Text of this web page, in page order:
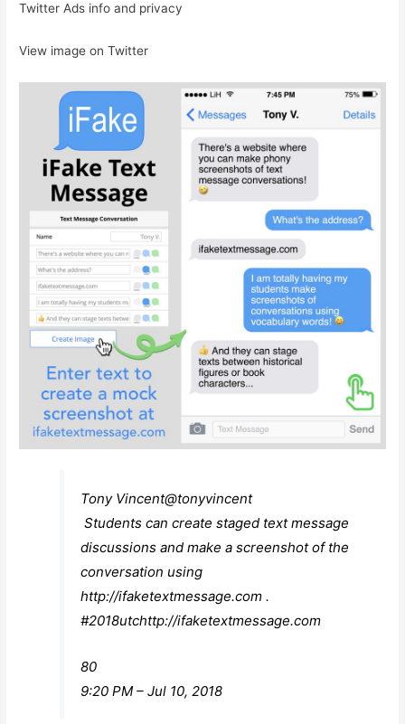
Twitter Ads info and privacy
View image on Twitter
Tony Vincent@tonyvincent
Students can create staged text message
discussions and make a screenshot of the
conversation using
http://ifaketextmessage.com .
#2018utchttp://ifaketextmessage.com
80
9:20 PM – Jul 10, 2018